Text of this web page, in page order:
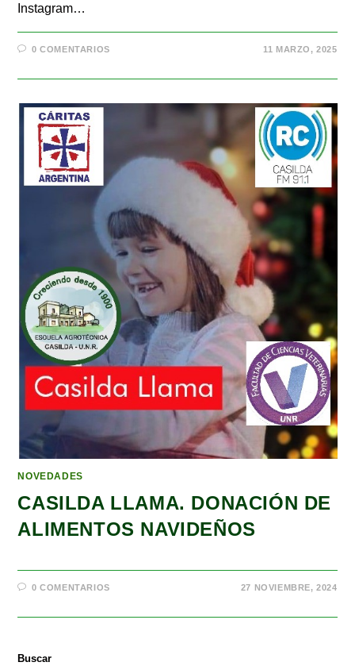
Instagram…
0 COMENTARIOS 11 MARZO, 2025
NOVEDADES
CASILDA LLAMA. DONACIÓN DE
ALIMENTOS NAVIDEÑOS
0 COMENTARIOS 27 NOVIEMBRE, 2024
Buscar